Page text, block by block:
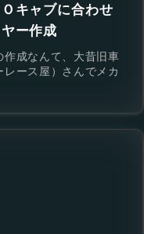
キャブに合わせ
ー作成
作成なんて、大昔旧車
ース屋）さんでメカ